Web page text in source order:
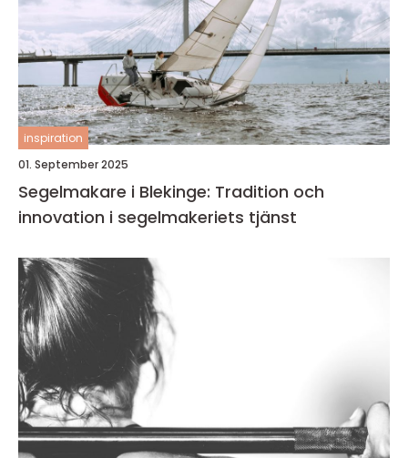
inspiration
01. September 2025
Segelmakare i Blekinge: Tradition och
innovation i segelmakeriets tjänst